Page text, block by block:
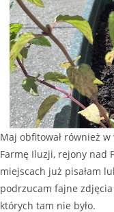
Maj obfitował również
Farmę Iluzji, rejony nad
miejscach już pisałam
podrzucam fajne
których tam nie było.